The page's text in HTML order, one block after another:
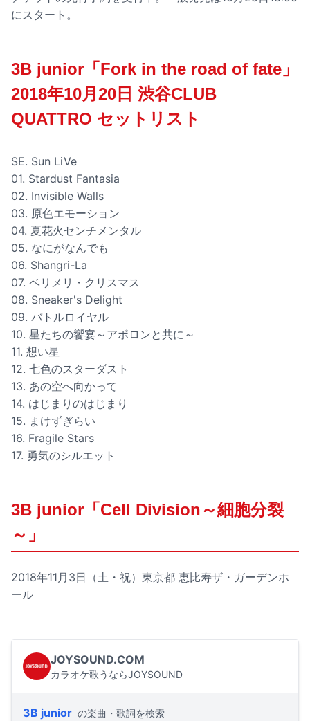
にスタート。
3B junior「Fork in the road of fate」
2018年10月20日 渋谷CLUB
QUATTRO セットリスト
SE. Sun LiVe
01. Stardust Fantasia
02. Invisible Walls
03. 原色エモーション
04. 夏花火センチメンタル
05. なにがなんでも
06. Shangri-La
07. ベリメリ・クリスマス
08. Sneaker's Delight
09. バトルロイヤル
10. 星たちの饗宴～アポロンと共に～
11. 想い星
12. 七色のスターダスト
13. あの空へ向かって
14. はじまりのはじまり
15. まけずぎらい
16. Fragile Stars
17. 勇気のシルエット
3B junior「Cell Division～細胞分裂
～」
2018年11月3日（土・祝）東京都 恵比寿ザ・ガーデンホ
ール
JOYSOUND.COM
カラオケ歌うならJOYSOUND
3B junior の楽曲・歌詞を検索